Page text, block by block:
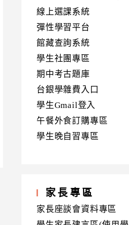
線上選課系統
彈性學習平台
館藏查詢系統
學生社團專區
期中考古題庫
台銀學雜費入口
學生Gmail登入
午餐外食訂購專區
學生晚自習專區
家長專區
家長座談會資料專區